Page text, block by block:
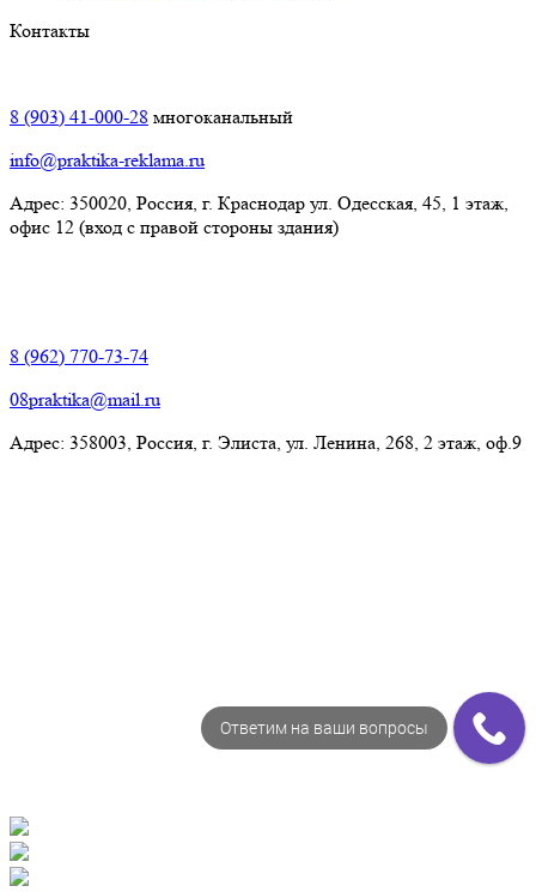
Контакты
8 (903) 41-000-28 многоканальный
info@praktika-reklama.ru
Адрес: 350020, Россия, г. Краснодар ул. Одесская, 45, 1 этаж,
офис 12 (вход с правой стороны здания)
8 (962) 770-73-74
08praktika@mail.ru
Адрес:​ 358003, Россия, г. Элиста, ул. Ленина, 268, 2 этаж, оф.9
Ответим на ваши вопросы